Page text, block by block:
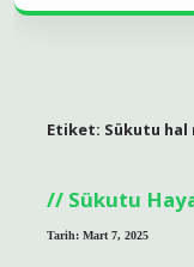
Etiket: Sükutu hal
Sükutu
Tarih: Mart 7, 2025